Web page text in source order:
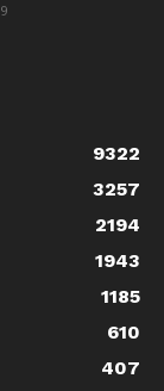
9322
3257
2194
1943
1185
610
407